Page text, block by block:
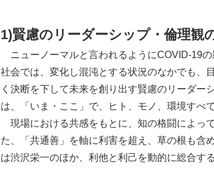
1)賢慮のリーダーシップ・倫理観
ニューノーマルと言われるようにCOVID-19
社会では、変化し混沌とする状況のなかでも、
く決断を下して未来を創り出す賢慮のリーダー
は、「いま・ここ」で、ヒト、モノ、環境すべ
現場における共感をもとに、知の格闘によっ
た、「共通善」を軸に利害を超え、草の根も含
は渋沢栄一のほか、利他と利己を動的に総合す